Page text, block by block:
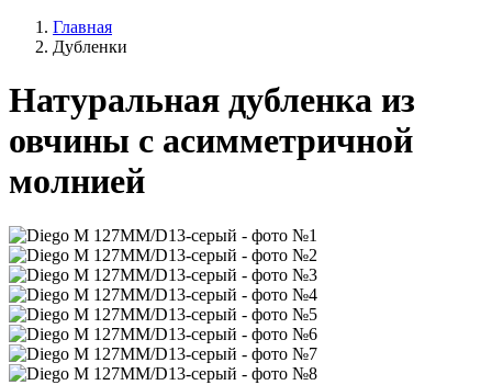
Главная
Дубленки
Натуральная дубленка из
овчины с асимметричной
молнией